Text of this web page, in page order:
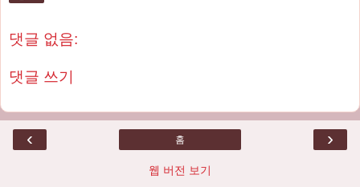
댓글 없음:
댓글 쓰기
‹ ›
홈
웹 버전 보기